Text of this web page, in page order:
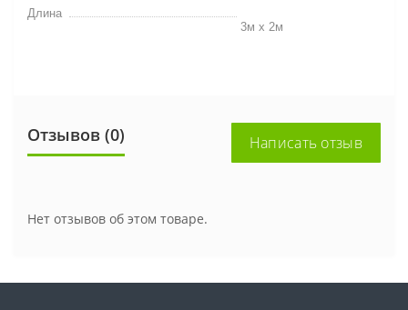
Длина
3м х 2м
Отзывов (0) Написать отзыв
Нет отзывов об этом товаре.